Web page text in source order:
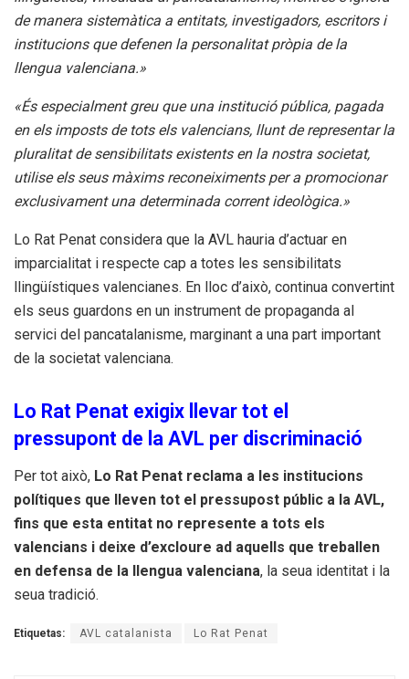
de manera sistemàtica a entitats, investigadors, escritors i
institucions que defenen la personalitat pròpia de la
llengua valenciana.»
«És especialment greu que una institució pública, pagada
en els imposts de tots els valencians, llunt de representar la
pluralitat de sensibilitats existents en la nostra societat,
utilise els seus màxims reconeiximents per a promocionar
exclusivament una determinada corrent ideològica.»
Lo Rat Penat considera que la AVL hauria d’actuar en
imparcialitat i respecte cap a totes les sensibilitats
llingüístiques valencianes. En lloc d’això, continua convertint
els seus guardons en un instrument de propaganda al
servici del pancatalanisme, marginant a una part important
de la societat valenciana.
Lo Rat Penat exigix llevar tot el
pressupont de la AVL per discriminació
Per tot això, Lo Rat Penat reclama a les institucions
polítiques que lleven tot el pressupost públic a la AVL,
fins que esta entitat no represente a tots els
valencians i deixe d’excloure ad aquells que treballen
en defensa de la llengua valenciana, la seua identitat i la
seua tradició.
Etiquetas: AVL catalanista Lo Rat Penat